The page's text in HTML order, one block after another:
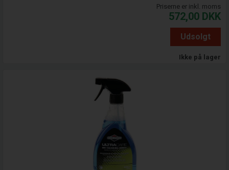
Priserne er inkl. moms
572,00 DKK
Udsolgt
Ikke på lager